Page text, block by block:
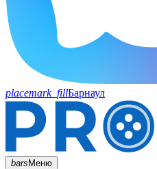
placemark_fillБарнаул
barsМеню